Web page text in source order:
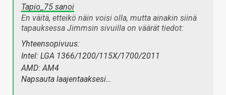
Tapio_75 sanoi
En väitä, etteikö näin voisi olla, mutta ainakin siinä
tapauksessa Jimmsin sivuilla on väärät tiedot:
Yhteensopivuus:
Intel: LGA 1366/1200/115X/1700/2011
AMD: AM4
Napsauta laajentaaksesi…